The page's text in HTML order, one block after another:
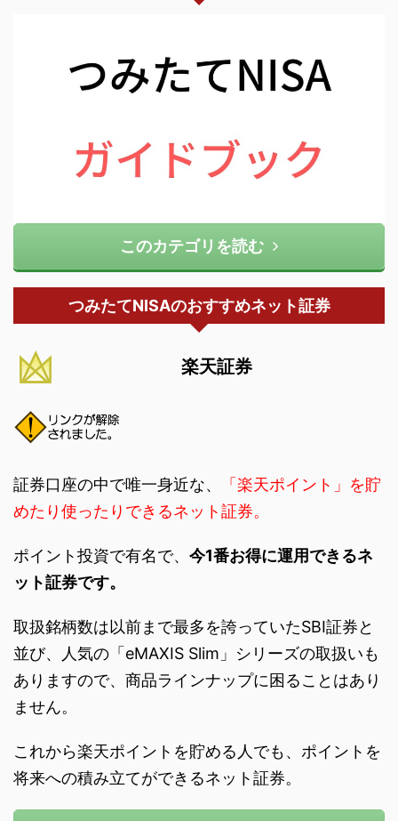
このカテゴリを読む
つみたてNISAのおすすめネット証券
楽天証券
証券口座の中で唯一身近な、
「楽天ポイント」を貯
めたり使ったりできるネット証券。
ポイント投資で有名で、 今1番お得に運用できるネ
ット証券です。
取扱銘柄数は以前まで最多を誇っていたSBI証券と
並び、人気の「eMAXIS Slim」シリーズの取扱いも
ありますので、商品ラインナップに困ることはあり
ません。
これから楽天ポイントを貯める人でも、ポイントを
将来への積み立てができるネット証券。